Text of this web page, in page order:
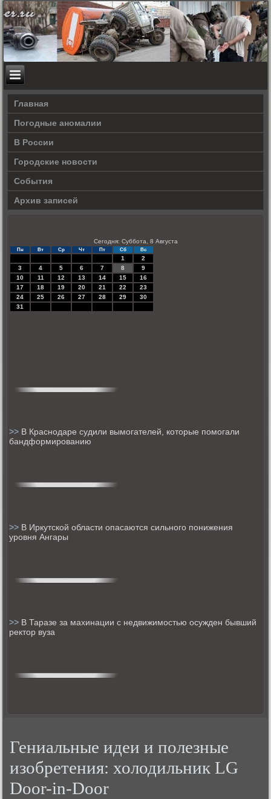
Главная
Погодные аномалии
В России
Городские новости
События
Архив записей
Сегодня: Суббота, 8 Августа
Пн Вт Ср Чт Пт Сб Вс
1
2
3
4 5 6 7 8
9
10
11 12 13 14 15
16
17
18 19 20 21 22
23
24
25 26 27 28 29
30
31
>> В Краснодаре судили вымогателей, которые помогали
бандформированию
>> В Иркутской области опасаются сильного понижения
уровня Ангары
>> В Таразе за махинации с недвижимостью осужден бывший
ректор вуза
Гениальные идеи и полезные
изобретения: холодильник LG
Door-in-Door